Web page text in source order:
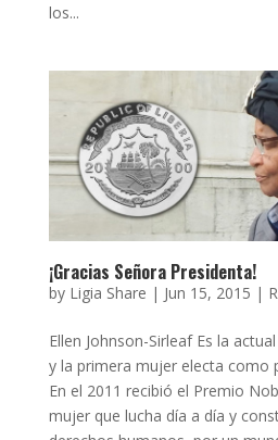
los...
¡Gracias Señora Presidenta!
by Ligia Share | Jun 15, 2015 |
Ellen Johnson-Sirleaf Es la
y la primera mujer electa como
En el 2011 recibió el Premio
mujer que lucha día a día y